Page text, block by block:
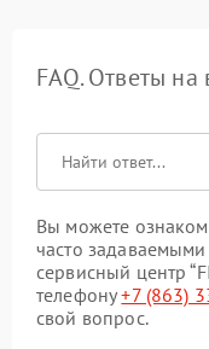
FAQ. Ответы
Вы можете
часто
сервисный центр
телефону+7 (863)
свой вопрос.